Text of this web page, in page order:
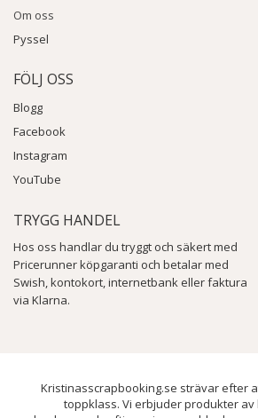
Om oss
Pyssel
FÖLJ OSS
Blogg
Facebook
Instagram
YouTube
TRYGG HANDEL
Hos oss handlar du tryggt och säkert med
Pricerunner köpgaranti och betalar med
Swish, kontokort, internetbank eller faktura
via Klarna.
Kristinasscrapbooking.se strävar efter
toppklass. Vi erbjuder produkter av